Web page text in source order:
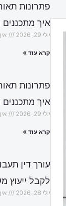
פתרונות
איך מתכננים
יולי 29, 2026
קרא עוד »
פתרונות
איך מתכננים
יולי 29, 2026
קרא עוד »
עורך דין
לקבל ייעוץ
יולי 28, 2026